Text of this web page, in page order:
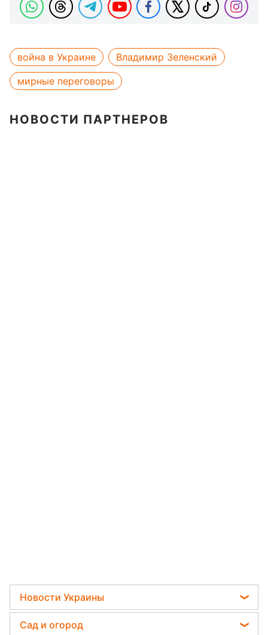
война в Украине
Владимир Зеленский
мирные переговоры
НОВОСТИ ПАРТНЕРОВ
Новости Украины
Телеграм новости Украины
Сад и огород